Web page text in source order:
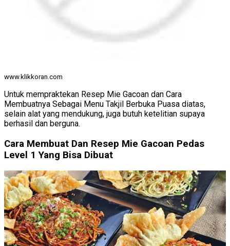
www.klikkoran.com
Untuk mempraktekan Resep Mie Gacoan dan Cara
Membuatnya Sebagai Menu Takjil Berbuka Puasa diatas,
selain alat yang mendukung, juga butuh ketelitian supaya
berhasil dan berguna.
Cara Membuat Dan Resep Mie Gacoan Pedas
Level 1 Yang Bisa Dibuat